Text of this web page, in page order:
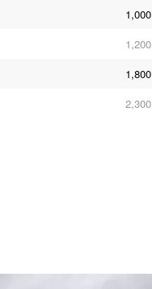
1,000
1,200
1,800
2,300